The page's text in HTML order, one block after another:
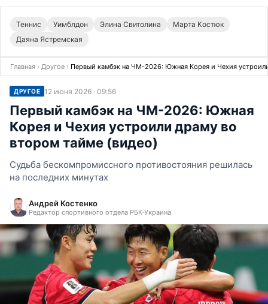
Теннис Уимблдон Элина Свитолина
Марта Костюк
Даяна Ястремская
Главная › Другое › Первый камбэк на ЧМ-2026: Южная Корея и Чехия
ДРУГОЕ 12 июня 2026 · 09:56
Первый камбэк на ЧМ-2026: Южная
Корея и Чехия устроили драму во
втором тайме (видео)
Судьба бескомпромиссного противостояния решилась
на последних минутах
Андрей Костенко
Редактор спортивного отдела РБК-Украина